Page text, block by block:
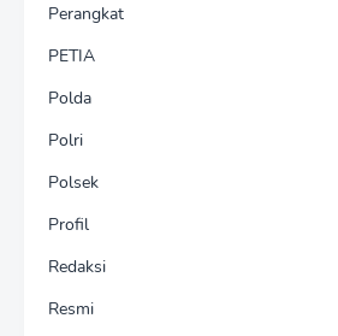
Perangkat
PETIA
Polda
Polri
Polsek
Profil
Redaksi
Resmi